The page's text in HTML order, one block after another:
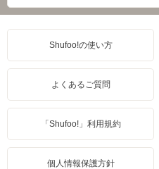
Shufoo!の使い方
よくあるご質問
「Shufoo!」利用規約
個人情報保護方針